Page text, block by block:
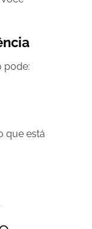
pode:
que está